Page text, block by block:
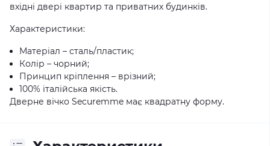
вхідні двері квартир та приватних будинків.
Характеристики:
Матеріал – сталь/пластик;
Колір – чорний;
Принцип кріплення – врізний;
100% італійська якість.
Дверне вічко Securemme має квадратну форму.